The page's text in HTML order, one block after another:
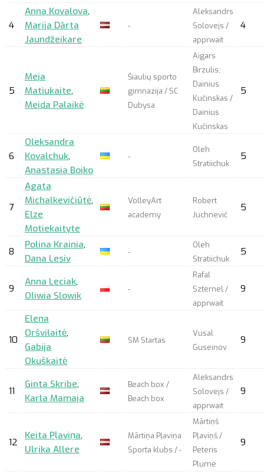
4
Anna Kovalova,
Marija Dārta
Jaundžeikare
-
Aleksandrs
Solovejs /
apprwait
4
5
Meja
Matiukaite,
Meida Palaikė
Šiaulių sporto
gimnazija / SC
Dubysa
Aigars
Birzulis,
Dainius
Kučinskas /
Dainius
Kučinskas
5
6
Oleksandra
Kovalchuk,
Anastasia Boiko
-
Oleh
Stratiichuk
5
7
Agata
Michalkevičiūtė,
Elze
Motiekaityte
VolleyArt
academy
Robert
Juchnevič
5
8
Polina Krainia,
Dana Lesiv
-
Oleh
Stratiichuk
5
9
Anna Leciak,
Oliwia Slowik
-
Rafal
Szternel /
apprwait
9
10
Elena
Oršvilaitė,
Gabija
Okuškaitė
SM Startas
Vusal
Guseinov
9
11
Ginta Skribe,
Karla Mamaja
Beach box /
Beach box
Aleksandrs
Solovejs /
apprwait
9
12
Keita Pļaviņa,
Ulrika Allere
Mārtiņa Pļaviņa
Sporta klubs / -
Mārtiņš
Pļaviņš /
Peteris
Plume
9